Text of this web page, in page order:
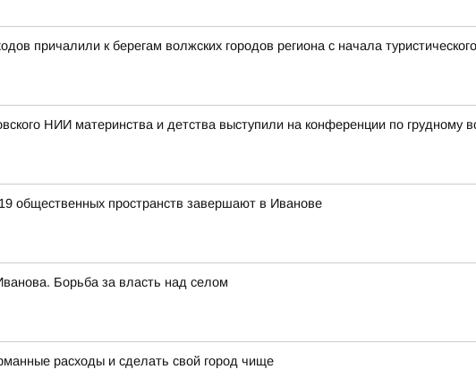
причалили к берегам волжских городов региона с начала
НИИ материнства и детства выступили на конференции по грудному
общественных пространств завершают в Иванове
Борьба за власть над селом
расходы и сделать свой город чище